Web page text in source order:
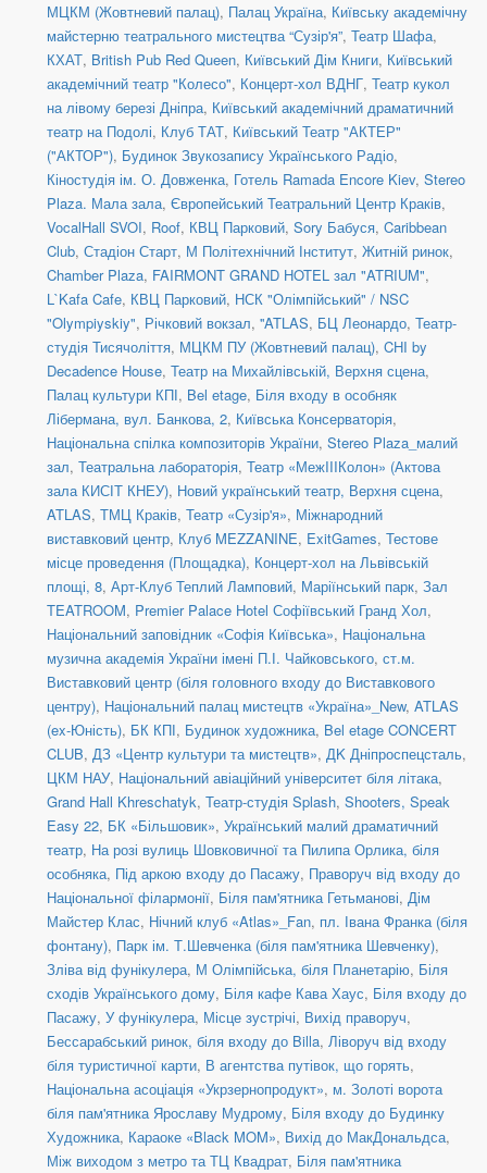
МЦКМ (Жовтневий палац), Палац Україна, Київську академічну
майстерню театрального мистецтва “Сузір'я”, Театр Шафа,
КХАТ, British Pub Red Queen, Київський Дім Книги, Київський
академічний театр "Колесо", Концерт-хол ВДНГ, Театр кукол
на лівому березі Дніпра, Київський академічний драматичний
театр на Подолі, Клуб ТАТ, Київський Театр "АКТЕР"
("АКТОР"), Будинок Звукозапису Українського Радіо,
Кіностудія ім. О. Довженка, Готель Ramada Encore Kiev, Stereo
Plaza. Мала зала, Європейський Театральний Центр Краків,
VocalHall SVOI, Roof, КВЦ Парковий, Sory Бабуся, Caribbean
Club, Стадіон Старт, М Політехнічний Інститут, Житній ринок,
Chamber Plaza, FAIRMONT GRAND HOTEL зал "ATRIUM",
L`Kafa Cafe, КВЦ Парковий, НСК "Олімпійський" / NSC
"Olympiyskiy", Річковий вокзал, ''ATLAS, БЦ Леонардо, Театр-
студія Тисячоліття, МЦКМ ПУ (Жовтневий палац), CHI by
Decadence House, Театр на Михайлівській, Верхня сцена,
Палац культури КПІ, Bel etage, Біля входу в особняк
Лібермана, вул. Банкова, 2, Київська Консерваторія,
Національна спілка композиторів України, Stereo Plaza_малий
зал, Театральна лабораторія, Театр «МежIIIКолон» (Актова
зала КИСІТ КНЕУ), Новий український театр, Верхня сцена,
ATLAS, ТМЦ Краків, Театр «Сузір'я», Міжнародний
виставковий центр, Клуб MEZZANINE, ExitGames, Тестове
місце проведення (Площадка), Концерт-хол на Львівській
площі, 8, Арт-Клуб Теплий Ламповий, Маріїнський парк, Зал
TEATROOM, Premier Palace Hotel Софіївський Гранд Хол,
Національний заповідник «Софія Київська», Національна
музична академія України імені П.І. Чайковського, ст.м.
Виставковий центр (біля головного входу до Виставкового
центру), Національний палац мистецтв «Україна»_New, ATLAS
(ex-Юність), БК КПІ, Будинок художника, Bel etage CONCERT
CLUB, ДЗ «Центр культури та мистецтв», ДK Дніпроспецсталь,
ЦКМ НАУ, Національний авіаційний університет біля літака,
Grand Hall Khreschatyk, Театр-студія Splash, Shooters, Speak
Easy 22, БК «Більшовик», Український малий драматичний
театр, На розі вулиць Шовковичної та Пилипа Орлика, біля
особняка, Під аркою входу до Пасажу, Праворуч від входу до
Національної філармонії, Біля пам'ятника Гетьманові, Дім
Майстер Клас, Нічний клуб «Atlas»_Fan, пл. Івана Франка (біля
фонтану), Парк ім. Т.Шевченка (біля пам'ятника Шевченку),
Зліва від фунікулера, М Олімпійська, біля Планетарію, Біля
сходів Українського дому, Біля кафе Кава Хаус, Біля входу до
Пасажу, У фунікулера, Місце зустрічі, Вихід праворуч,
Бессарабський ринок, біля входу до Billa, Ліворуч від входу
біля туристичної карти, В агентства путівок, що горять,
Національна асоціація «Укрзернопродукт», м. Золоті ворота
біля пам'ятника Ярославу Мудрому, Біля входу до Будинку
Художника, Караоке «Black MOM», Вихід до МакДональдса,
Між виходом з метро та ТЦ Квадрат, Біля пам'ятника